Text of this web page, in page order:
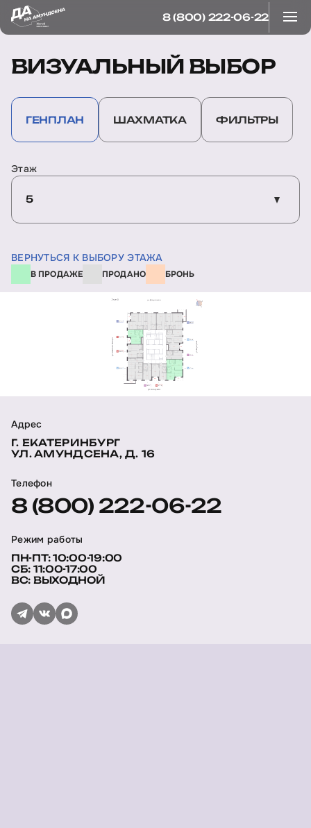
8 (800) 222-06-22
ВИЗУАЛЬНЫЙ ВЫБОР
ГЕНПЛАН ШАХМАТКА ФИЛЬТРЫ
Этаж
5
ВЕРНУТЬСЯ К ВЫБОРУ ЭТАЖА
В ПРОДАЖЕ ПРОДАНО БРОНЬ
Адрес
Г. ЕКАТЕРИНБУРГ
УЛ. АМУНДСЕНА, Д. 16
Телефон
8 (800) 222-06-22
Режим работы
ПН-ПТ: 10:00-19:00
СБ: 11:00-17:00
ВС: ВЫХОДНОЙ